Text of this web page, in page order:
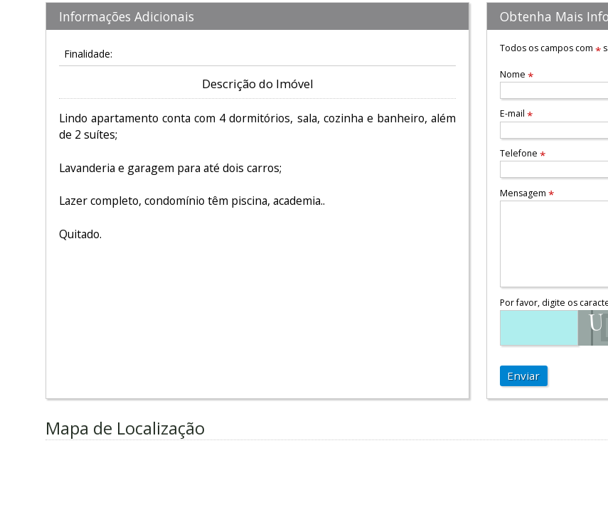
Informações Adicionais
Finalidade:
Descrição do Imóvel
Lindo apartamento conta com 4 dormitórios, sala, cozinha e banheiro, além
de 2 suítes;
Lavanderia e garagem para até dois carros;
Lazer completo, condomínio têm piscina, academia..
Quitado.
Obtenha Mais
Todos os campos com *
Nome *
E-mail *
Telefone *
Mensagem *
Por favor, digite os
Enviar
Mapa de Localização